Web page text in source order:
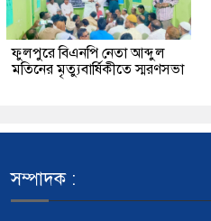
ফুলপুরে বিএনপি নেতা আব্দুল
মতিনের মৃত্যুবার্ষিকীতে স্মরণসভা
সম্পাদক :